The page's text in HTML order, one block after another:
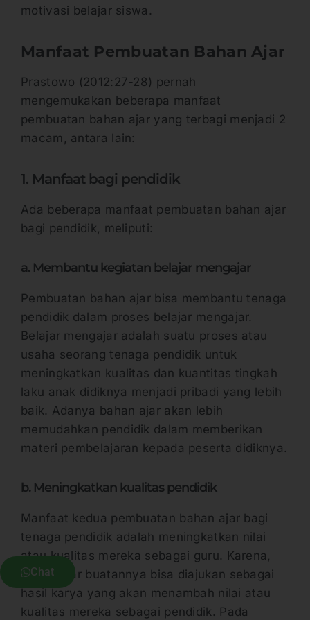
motivasi belajar siswa.
Manfaat Pembuatan Bahan Ajar
Prastowo (2012:27-28) pernah
mengemukakan beberapa manfaat
pembuatan bahan ajar yang terbagi menjadi 2
macam, antara lain:
1. Manfaat bagi pendidik
Ada beberapa manfaat pembuatan bahan ajar
bagi pendidik, meliputi:
a. Membantu kegiatan belajar mengajar
Pembuatan bahan ajar bisa membantu tenaga
pendidik dalam proses belajar mengajar.
Belajar mengajar adalah suatu proses atau
usaha seorang tenaga pendidik untuk
meningkatkan kualitas dan kuantitas tingkah
laku anak didiknya menjadi pribadi yang lebih
baik. Adanya bahan ajar akan lebih
memudahkan pendidik dalam memberikan
materi pembelajaran kepada peserta didiknya.
b. Meningkatkan kualitas pendidik
Manfaat kedua pembuatan bahan ajar bagi
tenaga pendidik adalah meningkatkan nilai
atau kualitas mereka sebagai guru. Karena,
bahan ajar buatannya bisa diajukan sebagai
hasil karya yang akan menambah nilai atau
kualitas mereka sebagai pendidik. Pada
Chat